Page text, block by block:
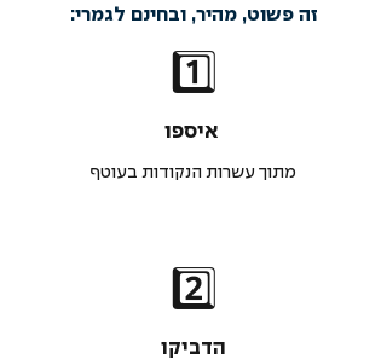
זה פשוט, מהיר, ובחינם לגמרי:
1️⃣
מתוך עשרות הנקודות בעוטף
2️⃣
הדביקו